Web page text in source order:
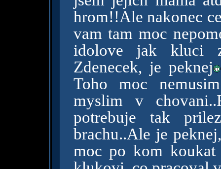
hrom!!Ale nakonec
vam tam moc
idolove jak kluci
Zdenecek, je peknej
Toho moc
myslim v
potrebuje tak
brachu..Ale je
moc po kom koukat